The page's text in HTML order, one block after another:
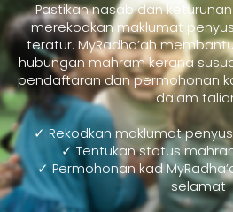
Pastikan nasab dan
merekodkan maklumat
teratur. MyRadha’ah
hubungan mahram kerana
pendaftaran dan permohonan
dalam
✓ Rekodkan maklumat
✓ Tentukan status
✓ Permohonan kad
selamat